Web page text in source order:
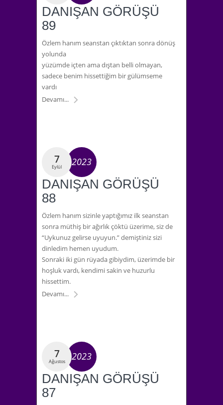
DANIŞAN GÖRÜŞÜ
89
Özlem hanım seanstan çıktıktan sonra dönüş
yolunda
yüzümde içten ama dıştan belli olmayan,
sadece benim hissettiğim bir gülümseme
vardı
Devamı...
7
Eylül 2023
DANIŞAN GÖRÜŞÜ
88
Özlem hanım sizinle yaptığımız ilk seanstan
sonra müthiş bir ağırlık çöktü üzerime, siz de
“Uykunuz gelirse uyuyun.” demiştiniz sizi
dinledim hemen uyudum.
Sonraki iki gün rüyada gibiydim, üzerimde bir
hoşluk vardı, kendimi sakin ve huzurlu
hissettim.
Devamı...
7
Ağustos 2023
DANIŞAN GÖRÜŞÜ
87